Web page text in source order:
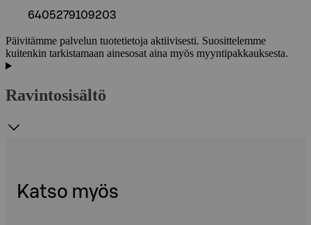
6405279109203
Päivitämme palvelun tuotetietoja aktiivisesti. Suosittelemme
kuitenkin tarkistamaan ainesosat aina myös myyntipakkauksesta.
Ravintosisältö
Katso myös